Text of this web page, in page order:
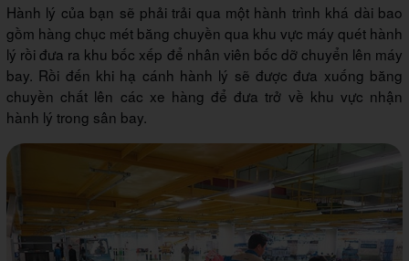
Hành lý của bạn sẽ phải trải qua một hành trình khá dài bao
gồm hàng chục mét băng chuyền qua khu vực máy quét hành
lý rồi đưa ra khu bốc xếp để nhân viên bốc dỡ chuyển lên máy
bay. Rồi đến khi hạ cánh hành lý sẽ được đưa xuống băng
chuyền chất lên các xe hàng để đưa trở về khu vực nhận
hành lý trong sân bay.